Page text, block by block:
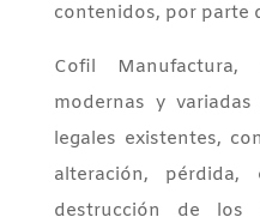
contenidos, por parte
Cofil
modernas y
legales existentes,
alteración,
destrucción de los